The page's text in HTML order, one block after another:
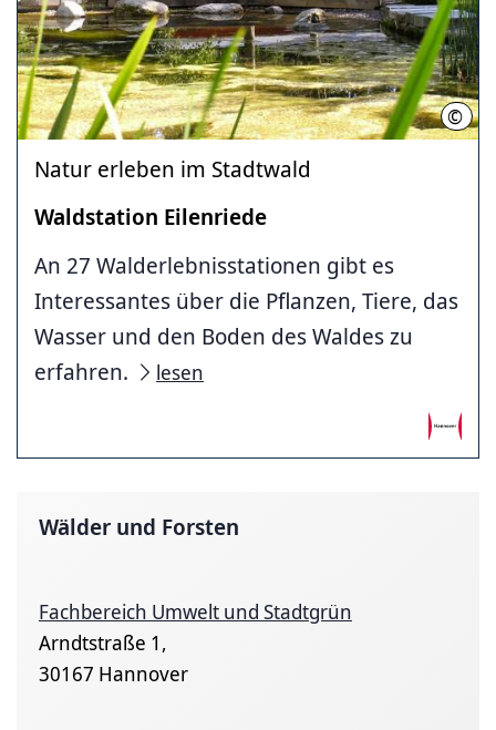
© Ralf
Natur erleben im Stadtwald
Waldstation Eilenriede
An 27 Walderlebnisstationen gibt es
Interessantes über die Pflanzen, Tiere, das
Wasser und den Boden des Waldes zu
erfahren.
lesen
Wälder und Forsten
Fachbereich Umwelt und Stadtgrün
Arndtstraße 1,
30167 Hannover